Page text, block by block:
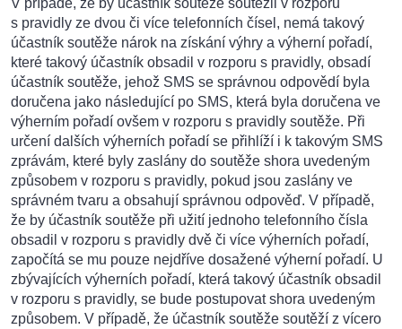
s pravidly ze dvou či více telefonních čísel, nemá takový
účastník soutěže nárok na získání výhry a výherní pořadí,
které takový účastník obsadil v rozporu s pravidly, obsadí
účastník soutěže, jehož SMS se správnou odpovědí byla
doručena jako následující po SMS, která byla doručena ve
výherním pořadí ovšem v rozporu s pravidly soutěže. Při
určení dalších výherních pořadí se přihlíží i k takovým SMS
zprávám, které byly zaslány do soutěže shora uvedeným
způsobem v rozporu s pravidly, pokud jsou zaslány ve
správném tvaru a obsahují správnou odpověď. V případě,
že by účastník soutěže při užití jednoho telefonního čísla
obsadil v rozporu s pravidly dvě či více výherních pořadí,
započítá se mu pouze nejdříve dosažené výherní pořadí. U
zbývajících výherních pořadí, která takový účastník obsadil
v rozporu s pravidly, se bude postupovat shora uvedeným
způsobem. V případě, že účastník soutěže soutěží z vícero